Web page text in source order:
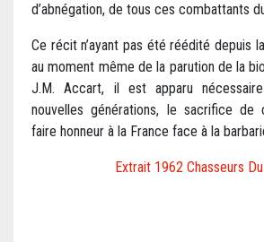
d’abnégation, de tous ces combattants
Ce récit n’ayant pas été réédité depuis
au moment même de la parution de la
J.M. Accart, il est apparu
nouvelles générations, le sacrifice de
faire honneur à la France face à la
Extrait 1962 Chasseurs Du